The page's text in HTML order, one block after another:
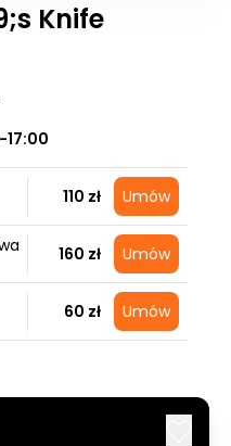
Knife
110 zł Umów
160 zł Umów
60 zł Umów